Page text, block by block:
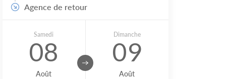
Agence de retour
Samedi
08
Août
Dimanche
09
Août